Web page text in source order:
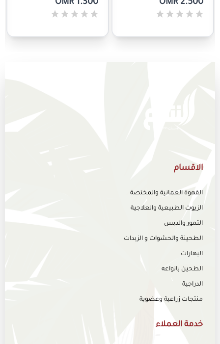
OMR 1.300 OMR 2.500
الاقسام
القهوة العمانية والمختصة
الزيوت الطبيعية والعلاجية
التمور والدبس
الطحينة والحشوات و الزبدات
البهارات
الطحين بانواعه
الدراجية
منتجات زراعية وعضوية
خدمة العملاء